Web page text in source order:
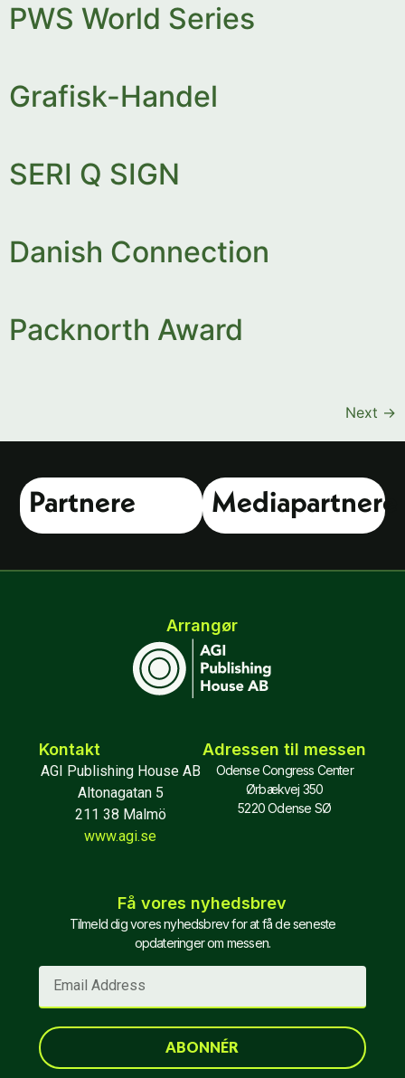
PWS World Series
Grafisk-Handel
SERI Q SIGN
Danish Connection
Packnorth Award
Next →
Partnere Mediapartnere
Arrangør
Kontakt
AGI Publishing House AB
Altonagatan 5
211 38 Malmö
www.agi.se
Adressen til messen
Odense Congress Center
Ørbækvej 350
5220 Odense SØ
Få vores nyhedsbrev
Tilmeld dig vores nyhedsbrev for at få de seneste
opdateringer om messen.
ABONNÉR